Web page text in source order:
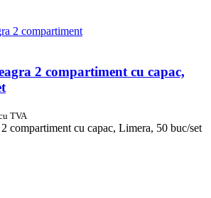
2 compartiment cu capac,
TVA
compartiment cu capac, Limera, 50 buc/set